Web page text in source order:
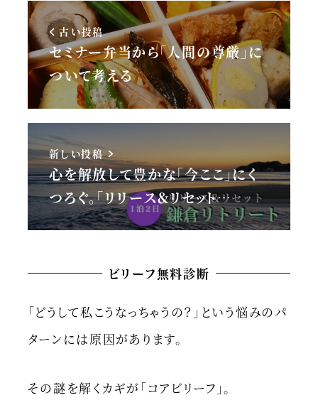
古い投稿
セミナー弁当から「人間の尊厳」に
ついて考える
新しい投稿
心を解放して豊かな「今ここ」にく
つろぐ。「リリース＆リセット…
ビリーフ無料診断
「どうして私こうなっちゃうの？」という悩みのパ
ターンには原因があります。
その謎を解くカギが「コアビリーフ」。